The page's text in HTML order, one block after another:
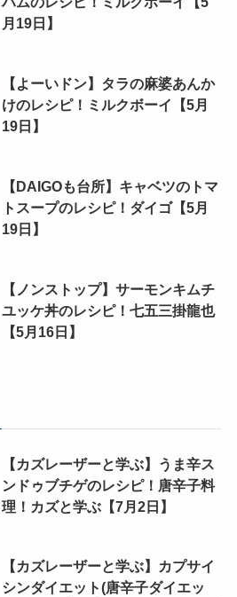
月19日】
【よーいドン】タラの麻婆あんか
けのレシピ！ミルクボーイ【5月
19日】
【DAIGOも台所】キャベツのトマ
トスープのレシピ！ダイゴ【5月
19日】
【ノンストップ】サーモンキムチ
ユッケ丼のレシピ！七五三掛龍也
【5月16日】
【カズレーザーと学ぶ】うま辛ス
ンドゥブチゲのレシピ！唐辛子料
理！カズと学ぶ【7月2日】
【カズレーザーと学ぶ】カプサイ
シンダイエット(唐辛子ダイエッ